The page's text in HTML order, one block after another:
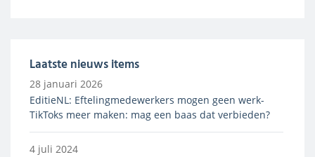
Laatste nieuws items
28 januari 2026
EditieNL: Eftelingmedewerkers mogen geen werk-
TikToks meer maken: mag een baas dat verbieden?
4 juli 2024